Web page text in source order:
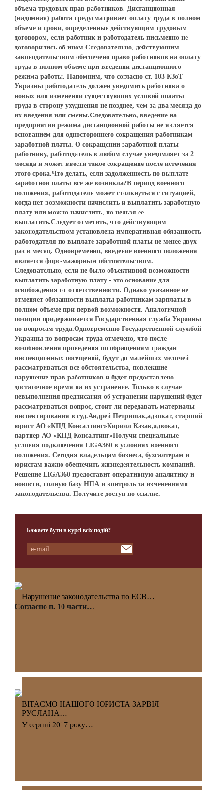
Бажаєте бути в курсі всіх подій?
Нарушение законодательства по ЕСВ…
Согласно п. 10 части…
ВІТАЄМО НАШОГО ЮРИСТА ЗАРВІЯ
РУСЛАНА…
У серпні 2017 року…